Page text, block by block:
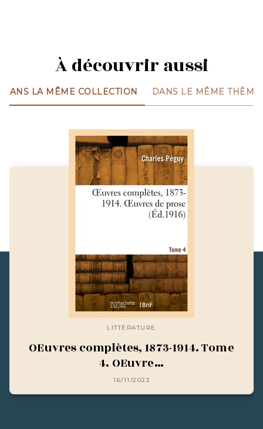
À découvrir aussi
DANS LA MÊME COLLECTION DANS LE MÊME THÈME
LITTÉRATURE
OEuvres complètes, 1873-1914. Tome
4. OEuvre…
16/11/2023